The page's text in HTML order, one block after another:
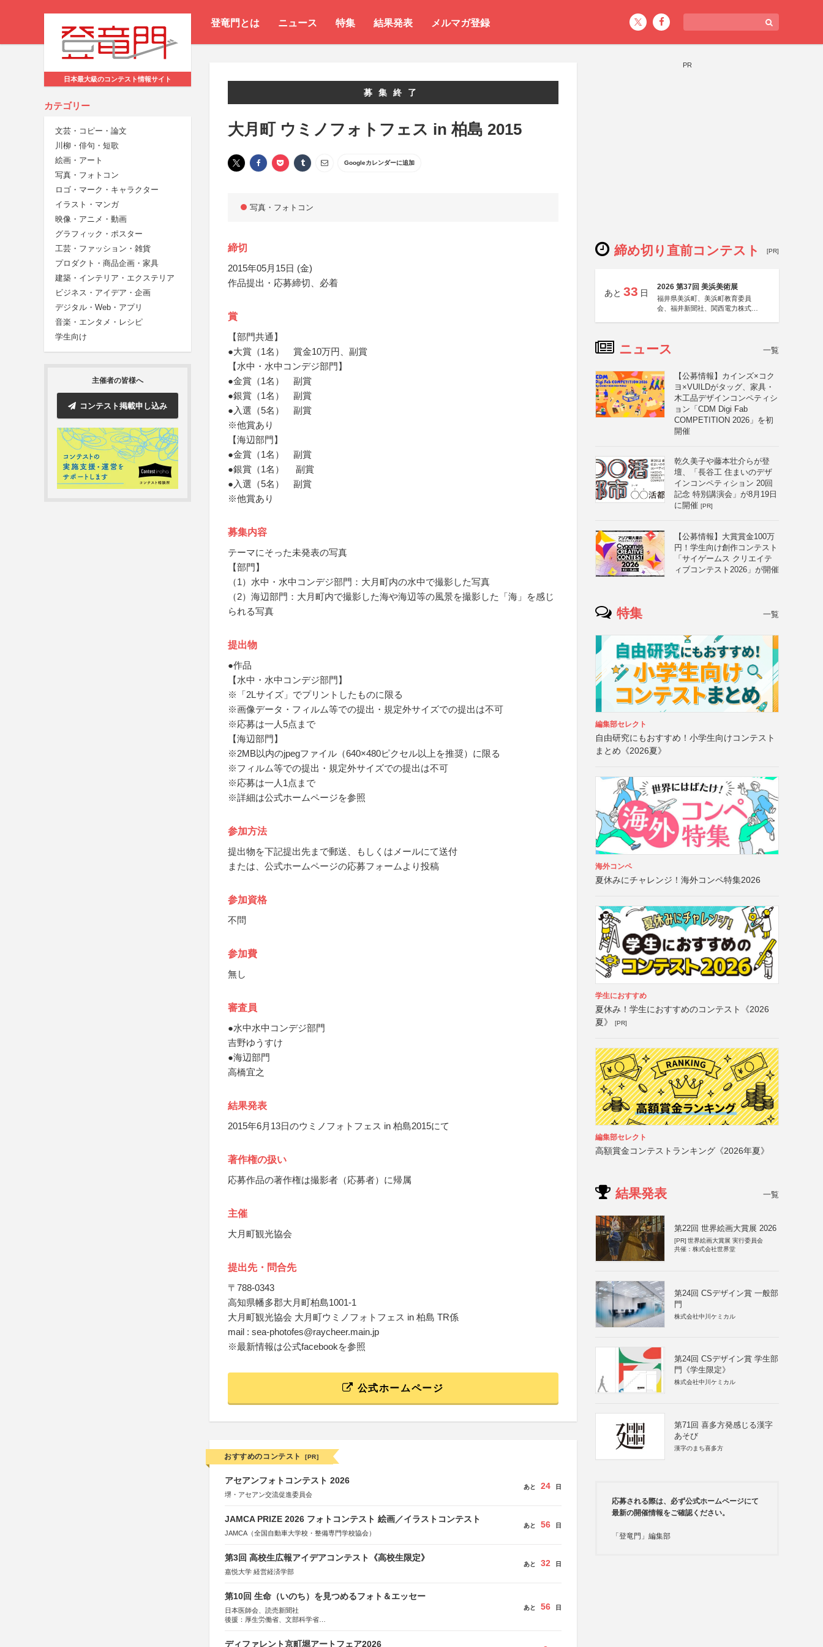
登竜門とは ニュース 特集 結果発表 メルマガ登録
日本最大級のコンテスト情報サイト
カテゴリー
文芸・コピー・論文
川柳・俳句・短歌
絵画・アート
写真・フォトコン
ロゴ・マーク・キャラクター
イラスト・マンガ
映像・アニメ・動画
グラフィック・ポスター
工芸・ファッション・雑貨
プロダクト・商品企画・家具
建築・インテリア・エクステリア
ビジネス・アイデア・企画
デジタル・Web・アプリ
音楽・エンタメ・レシピ
学生向け
主催者の皆様へ
コンテスト掲載申し込み
募集終了
大月町 ウミノフォトフェス in 柏島 2015
Googleカレンダーに追加
写真・フォトコン
締切
2015年05月15日 (金)
作品提出・応募締切、必着
賞
【部門共通】
●大賞（1名） 賞金10万円、副賞
【水中・水中コンデジ部門】
●金賞（1名） 副賞
●銀賞（1名） 副賞
●入選（5名） 副賞
※他賞あり
【海辺部門】
●金賞（1名） 副賞
●銀賞（1名） 副賞
●入選（5名） 副賞
※他賞あり
募集内容
テーマにそった未発表の写真
【部門】
（1）水中・水中コンデジ部門：大月町内の水中で撮影した写真
（2）海辺部門：大月町内で撮影した海や海辺等の風景を撮影した「海」を感じ
られる写真
提出物
●作品
【水中・水中コンデジ部門】
※「2Lサイズ」でプリントしたものに限る
※画像データ・フィルム等での提出・規定外サイズでの提出は不可
※応募は一人5点まで
【海辺部門】
※2MB以内のjpegファイル（640×480ピクセル以上を推奨）に限る
※フィルム等での提出・規定外サイズでの提出は不可
※応募は一人1点まで
※詳細は公式ホームページを参照
参加方法
提出物を下記提出先まで郵送、もしくはメールにて送付
または、公式ホームページの応募フォームより投稿
参加資格
不問
参加費
無し
審査員
●水中水中コンデジ部門
吉野ゆうすけ
●海辺部門
高橋宜之
結果発表
2015年6月13日のウミノフォトフェス in 柏島2015にて
著作権の扱い
応募作品の著作権は撮影者（応募者）に帰属
主催
大月町観光協会
提出先・問合先
〒788-0343
高知県幡多郡大月町柏島1001-1
大月町観光協会 大月町ウミノフォトフェス in 柏島 TR係
mail : sea-photofes@raycheer.main.jp
※最新情報は公式facebookを参照
公式ホームページ
おすすめのコンテスト [PR]
アセアンフォトコンテスト 2026
堺・アセアン交流促進委員会
あと 24 日
JAMCA PRIZE 2026 フォトコンテスト 絵画／イラストコンテスト
JAMCA（全国自動車大学校・整備専門学校協会）
あと 56 日
第3回 高校生広報アイデアコンテスト《高校生限定》
嘉悦大学 経営経済学部
あと 32 日
第10回 生命（いのち）を見つめるフォト＆エッセー
日本医師会、読売新聞社
後援：厚生労働省、文部科学省
あと 56 日
ディファレント京町堀アートフェア2026
PR
締め切り直前コンテスト [PR]
あと 33 日
2026 第37回 美浜美術展
福井県美浜町、美浜町教育委員
会、福井新聞社、関西電力株式会
ニュース 一覧
【公募情報】カインズ×コク
ヨ×VUILDがタッグ、家具・
木工品デザインコンペティシ
ョン「CDM Digi Fab
COMPETITION 2026」を初
開催
乾久美子や藤本壮介らが登
壇、「長谷工 住まいのデザ
インコンペティション 20回
記念 特別講演会」が8月19日
に開催 [PR]
【公募情報】大賞賞金100万
円！学生向け創作コンテスト
「サイゲームス クリエイテ
ィブコンテスト2026」が開催
特集 一覧
編集部セレクト
自由研究にもおすすめ！小学生向けコンテスト
まとめ《2026夏》
海外コンペ
夏休みにチャレンジ！海外コンペ特集2026
学生におすすめ
夏休み！学生におすすめのコンテスト《2026
夏》
[PR]
編集部セレクト
高額賞金コンテストランキング《2026年夏》
結果発表 一覧
第22回 世界絵画大賞展 2026
[PR] 世界絵画大賞展 実行委員会
共催：株式会社世界堂
第24回 CSデザイン賞 一般部
門
株式会社中川ケミカル
第24回 CSデザイン賞 学生部
門《学生限定》
株式会社中川ケミカル
第71回 喜多方発感じる漢字
あそび
漢字のまち喜多方
応募される際は、必ず公式ホームページにて
最新の開催情報をご確認ください。
「登竜門」編集部